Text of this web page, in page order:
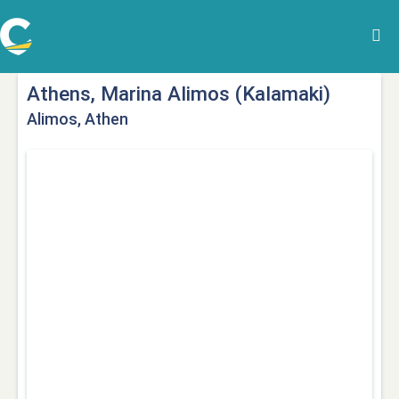
Athens, Marina Alimos (Kalamaki)
Alimos, Athen